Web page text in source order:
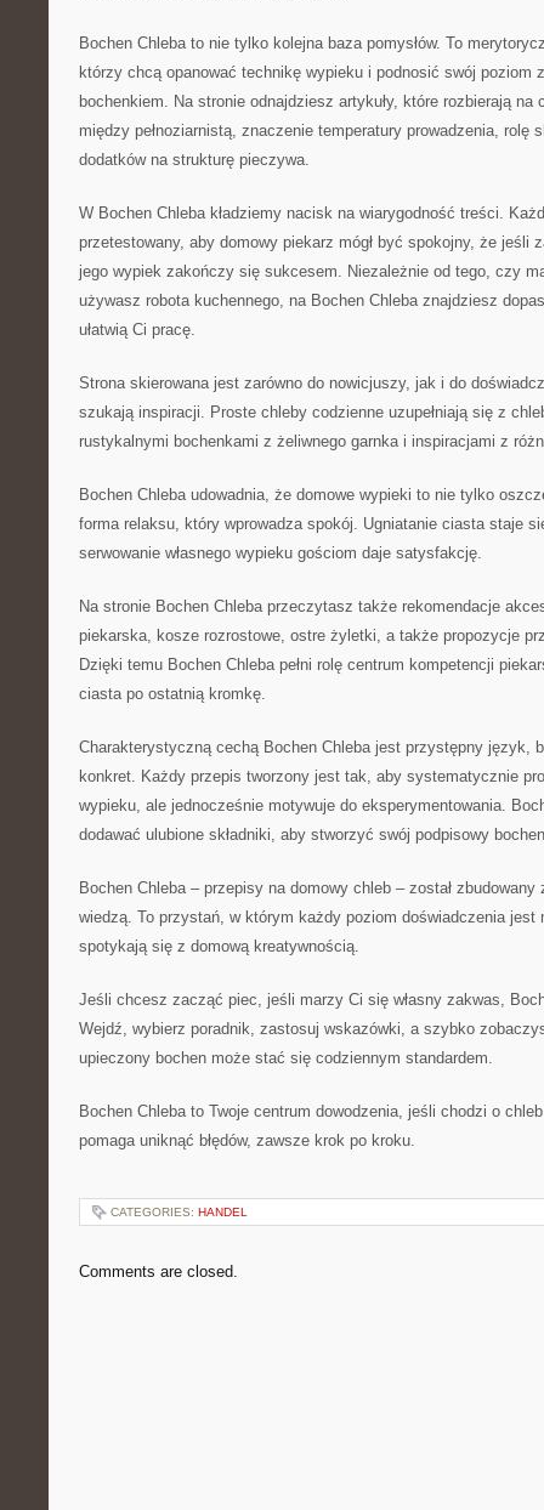
Bochen Chleba to nie tylko kolejna baza pomysłów. To
którzy chcą opanować technikę wypieku i podnosić swój poziom
bochenkiem. Na stronie odnajdziesz artykuły, które rozbierają na
między pełnoziarnistą, znaczenie temperatury prowadzenia, rolę
dodatków na strukturę pieczywa.
W Bochen Chleba kładziemy nacisk na wiarygodność treści.
przetestowany, aby domowy piekarz mógł być spokojny, że jeśli
jego wypiek zakończy się sukcesem. Niezależnie od tego, czy
używasz robota kuchennego, na Bochen Chleba znajdziesz
ułatwią Ci pracę.
Strona skierowana jest zarówno do nowicjuszy, jak i do
szukają inspiracji. Proste chleby codzienne uzupełniają się z
rustykalnymi bochenkami z żeliwnego garnka i inspiracjami z
Bochen Chleba udowadnia, że domowe wypieki to nie tylko
forma relaksu, który wprowadza spokój. Ugniatanie ciasta staje
serwowanie własnego wypieku gościom daje satysfakcję.
Na stronie Bochen Chleba przeczytasz także rekomendacje
piekarska, kosze rozrostowe, ostre żyletki, a także propozycje
Dzięki temu Bochen Chleba pełni rolę centrum kompetencji
ciasta po ostatnią kromkę.
Charakterystyczną cechą Bochen Chleba jest przystępny język,
konkret. Każdy przepis tworzony jest tak, aby systematycznie
wypieku, ale jednocześnie motywuje do eksperymentowania.
dodawać ulubione składniki, aby stworzyć swój podpisowy
Bochen Chleba – przepisy na domowy chleb – został
wiedzą. To przystań, w którym każdy poziom doświadczenia jest
spotykają się z domową kreatywnością.
Jeśli chcesz zacząć piec, jeśli marzy Ci się własny zakwas,
Wejdź, wybierz poradnik, zastosuj wskazówki, a szybko
upieczony bochen może stać się codziennym standardem.
Bochen Chleba to Twoje centrum dowodzenia, jeśli chodzi o
pomaga uniknąć błędów, zawsze krok po kroku.
CATEGORIES: HANDEL
Comments are closed.